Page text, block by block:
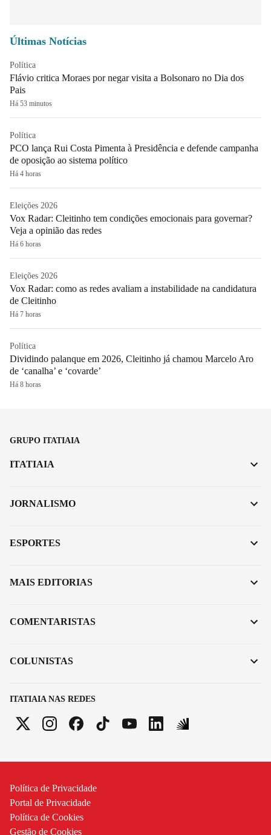
Últimas Notícias
Política
Flávio critica Moraes por negar visita a Bolsonaro no Dia dos
Pais
Há 53 minutos
Política
PCO lança Rui Costa Pimenta à Presidência e defende campanha
de oposição ao sistema político
Há 4 horas
Eleições 2026
Vox Radar: Cleitinho tem condições emocionais para governar?
Veja a opinião das redes
Há 6 horas
Eleições 2026
Vox Radar: como as redes avaliam a instabilidade na candidatura
de Cleitinho
Há 7 horas
Política
Dividindo palanque em 2026, Cleitinho já chamou Marcelo Aro
de ‘canalha’ e ‘covarde’
Há 8 horas
GRUPO ITATIAIA
ITATIAIA NAS REDES
ITATIAIA
JORNALISMO
ESPORTES
MAIS EDITORIAS
COMENTARISTAS
COLUNISTAS
Política de Privacidade
Portal de Privacidade
Política de Cookies
Gestão de Cookies